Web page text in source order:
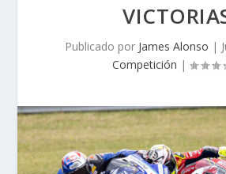
Publicado por James Alonso |
Competición |